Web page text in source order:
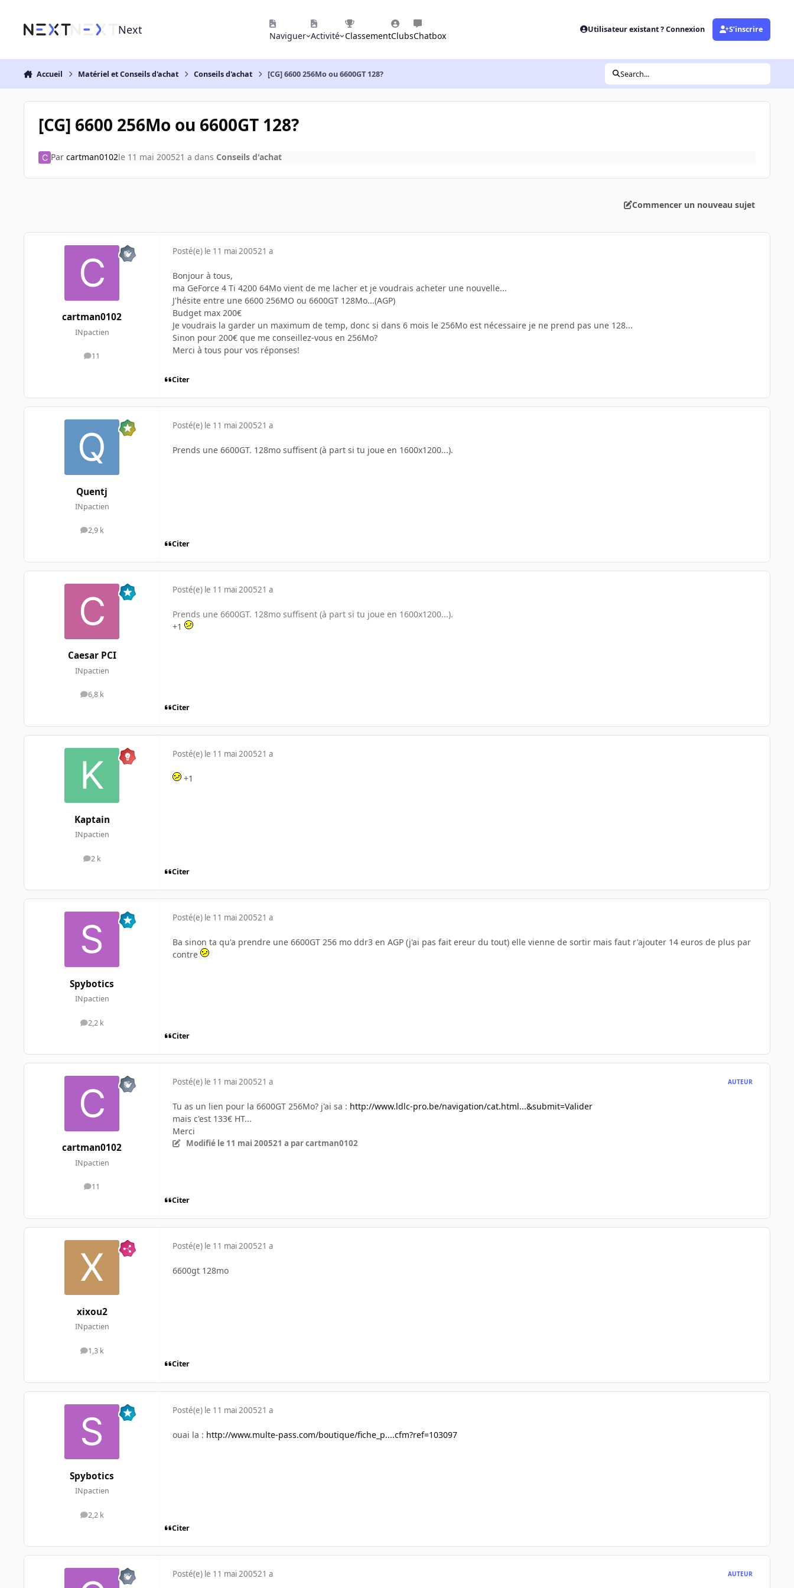
Next Naviguer Activité ClassementClubsChatbox
Utilisateur existant ? Connexion S’inscrire
Accueil Matériel et Conseils d'achat Conseils d'achat [CG] 6600 256Mo ou 6600GT 128? Search...
[CG] 6600 256Mo ou 6600GT 128?
Par cartman0102le 11 mai 200521 a dans Conseils d'achat
Commencer un nouveau sujet
cartman0102
INpactien
11
messages
Posté(e) le 11 mai 200521 a
Bonjour à tous,
ma GeForce 4 Ti 4200 64Mo vient de me lacher et je voudrais acheter une nouvelle...
J'hésite entre une 6600 256MO ou 6600GT 128Mo...(AGP)
Budget max 200€
Je voudrais la garder un maximum de temp, donc si dans 6 mois le 256Mo est nécessaire je ne prend pas une 128...
Sinon pour 200€ que me conseillez-vous en 256Mo?
Merci à tous pour vos réponses!
Citer
Quentj
INpactien
2,9 k
messages
Posté(e) le 11 mai 200521 a
Prends une 6600GT. 128mo suffisent (à part si tu joue en 1600x1200...).
Citer
Caesar PCI
INpactien
6,8 k
messages
Posté(e) le 11 mai 200521 a
Prends une 6600GT. 128mo suffisent (à part si tu joue en 1600x1200...).
+1
Citer
Kaptain
INpactien
2 k
messages
Posté(e) le 11 mai 200521 a
+1
Citer
Spybotics
INpactien
2,2 k
messages
Posté(e) le 11 mai 200521 a
Ba sinon ta qu'a prendre une 6600GT 256 mo ddr3 en AGP (j'ai pas fait ereur du tout) elle vienne de sortir mais faut r'ajouter 14 euros de plus par
contre
Citer
cartman0102
INpactien
11
messages
Posté(e) le 11 mai 200521 a AUTEUR
Tu as un lien pour la 6600GT 256Mo? j'ai sa : http://www.ldlc-pro.be/navigation/cat.html...&submit=Valider
mais c'est 133€ HT...
Merci
Modifié le 11 mai 200521 a par cartman0102
Citer
xixou2
INpactien
1,3 k
messages
Posté(e) le 11 mai 200521 a
6600gt 128mo
Citer
Spybotics
INpactien
2,2 k
messages
Posté(e) le 11 mai 200521 a
ouai la : http://www.multe-pass.com/boutique/fiche_p....cfm?ref=103097
Citer
Posté(e) le 11 mai 200521 a AUTEUR